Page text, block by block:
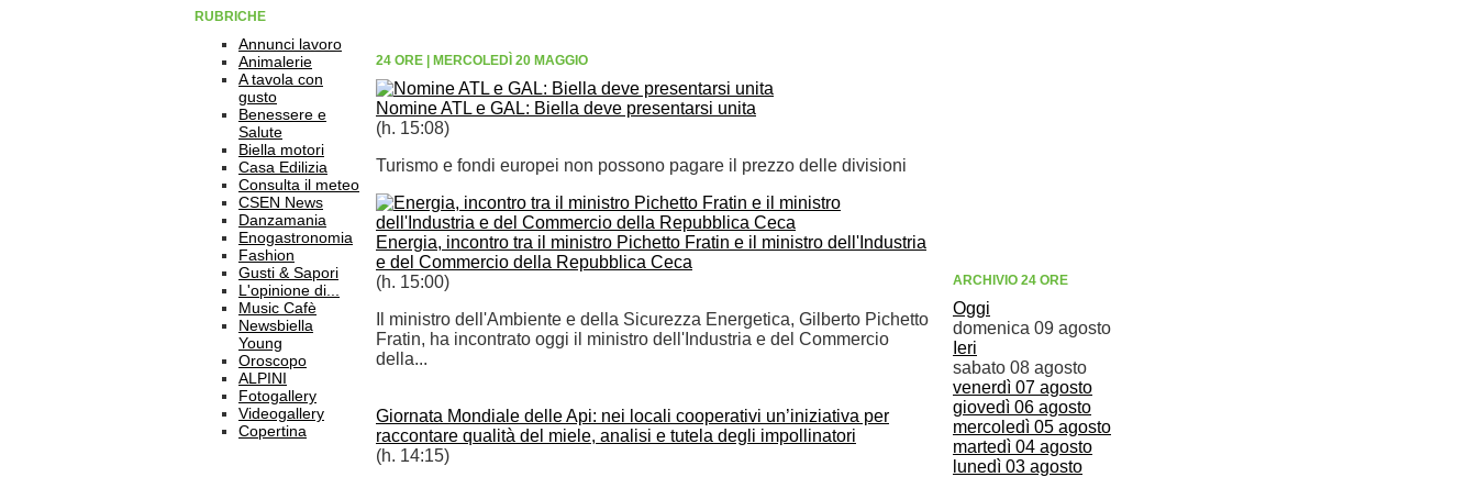
ARCHIVIO 24 ORE
Oggi
domenica 09 agosto
Ieri
sabato 08 agosto
venerdì 07 agosto
giovedì 06 agosto
mercoledì 05 agosto
martedì 04 agosto
lunedì 03 agosto
RUBRICHE
Annunci lavoro
Animalerie
A tavola con
gusto
Benessere e
Salute
Biella motori
Casa Edilizia
Consulta il meteo
CSEN News
Danzamania
Enogastronomia
Fashion
Gusti & Sapori
L'opinione di...
Music Cafè
Newsbiella
Young
Oroscopo
ALPINI
Fotogallery
Videogallery
Copertina
24 ORE MERCOLEDÌ 20 MAGGIO
Nomine ATL e GAL: Biella deve presentarsi unita
(h. 15:08)
Turismo e fondi europei non possono pagare il prezzo delle divisioni
Energia, incontro tra il ministro Pichetto Fratin e il ministro dell'Industria
e del Commercio della Repubblica Ceca
(h. 15:00)
Il ministro dell'Ambiente e della Sicurezza Energetica, Gilberto Pichetto
Fratin, ha incontrato oggi il ministro dell'Industria e del Commercio
della...
Giornata Mondiale delle Api: nei locali cooperativi un’iniziativa per
raccontare qualità del miele, analisi e tutela degli impollinatori
(h. 14:15)